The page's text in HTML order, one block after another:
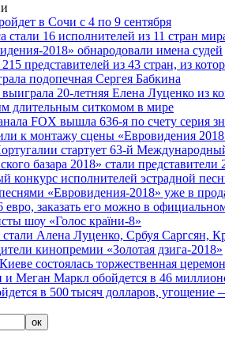
в Сочи с 4 по 9 сентября
стали 16 исполнителей из 11 стран
2018» обнародовали имена судей
представителей из 43 стран, из
подопечная Сергея Бабкина
20-летняя Елена Луценко из
длительным ситкомом в мире
FOX вышла 636-я по счету серия
к монтажу сцены «Евровидения
стартует 63-й
базара 2018» стали представители
исполнителей эстрадной
«Евровидения-2018» уже в
заказать его можно в
шоу «Голос країни-8»
Алена Луценко, Србуя Саргсян,
кинопремии «Золотая дзига-2018»
состоялась торжественная
и Меган Маркл обойдется в 46
в 500 тысяч долларов, угощение